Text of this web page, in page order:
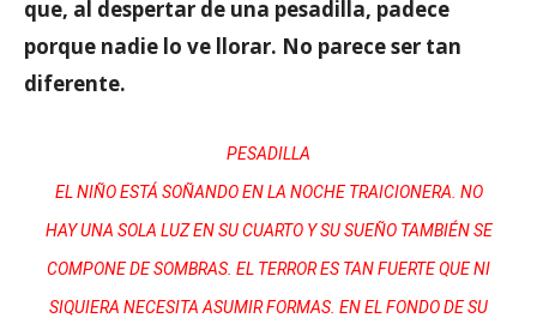
que, al despertar de una pesadilla, padece
porque nadie lo ve llorar. No parece ser tan
diferente.
PESADILLA
EL NIÑO ESTÁ SOÑANDO EN LA NOCHE TRAICIONERA. NO
HAY UNA SOLA LUZ EN SU CUARTO Y SU SUEÑO TAMBIÉN SE
COMPONE DE SOMBRAS. EL TERROR ES TAN FUERTE QUE NI
SIQUIERA NECESITA ASUMIR FORMAS. EN EL FONDO DE SU